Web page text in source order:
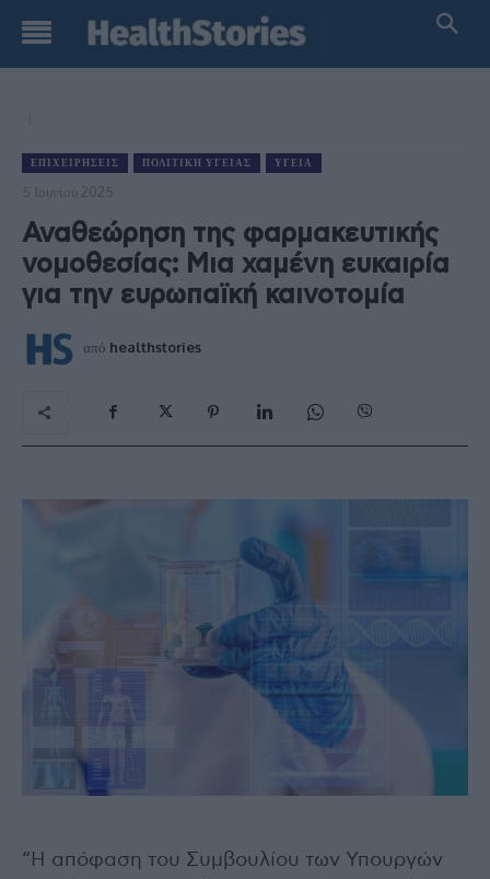
ΕΠΙΧΕΙΡΉΣΕΙΣ ΠΟΛΙΤΙΚΉ ΥΓΕΊΑΣ ΥΓΕΊΑ
5 Ιουνίου 2025
Αναθεώρηση της φαρμακευτικής
νομοθεσίας: Μια χαμένη ευκαιρία
για την ευρωπαϊκή καινοτομία
από healthstories
“Η απόφαση του Συμβουλίου των Υπουργών